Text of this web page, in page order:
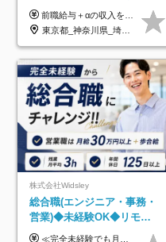
UP保証｜年休140日｜在宅
利用率9割｜独立支援・副業
制度
前職給与＋αの収入を保証 月給42万円～120万円＋各種手当＋賞与 給与基準が明確かつ高還元です。 一人ひとりが安定した環境のもと、長く活躍できる職場を目指しています。 ※平均年収650万円 ・還元率83％ ・各種手当について 職能手当／職務手当／資格手当／営業手当 など ※前職での経験・能力、給与などを考慮の上、当社規定により優遇いたします ※試用期間あり（3ヶ月／期間中の条件に変動はありません） ※上記金額には固定残業代（78,948円～225,564円/月30時間分）を含みます 超過分は別途全額支給いたします ・年収UPを保証 過去には転職時に〈年収200万円UP〉したエンジニアも在籍しています。入社時だけでなく、入社後も安心の給与水準で働ける環境です。キャリアや技術力が正当に評価されていないと感じていたら、一度面接でお話ししましょう！ 当社では管理職の人数は最低限にし、無駄な管理をしません。その費用削減分を社員の給与に還元しています！
東京都_神奈川県_埼玉県_千葉県_大阪府_愛知県_北海道_青森県_岩手県_宮城県_秋田県_山形県_福島県_茨城県_栃木県_群馬県_新潟県_山梨県_長野県_富山県_石川県_福井県_静岡県_岐阜県_三重県_兵庫県_京都府_滋賀県_奈良県_和歌山県_広島県_岡山県_鳥取県_島根県_山口県_徳島県_香川県_愛媛県_高知県_福岡県_熊本県_佐賀県_長崎県_大分県_宮崎県_鹿児島県_沖縄県
株式会社Widsley
総合職(エンジニア・事務・
営業)◆未経験OK◆リモー
トあり◆残業月3h◆服装髪
≪完全未経験でも月給40万円以上も可能です！≫ -------------- 【1】ITエンジニア 月給26万円～50万円＋プロジェクト手当＋資格手当 【2】IT事務、営業事務 月給26万円～50万円＋プロジェクト手当＋資格手当 ≪【1】【2】共通≫ ★上記給与には固定残業代20時間分(月3万719円～)を含みます。残業が超過した場合は、追加支給します(残業は月平均3時間とほぼ発生しません。残業がなくても、固定残業代は支給されます) ★試用期間6ヵ月あり（期間中は月給23万1000円～。固定残業代20時間分3万719円～を含む／超過分は別途支給） -------------- 【3】SES営業、SaaS営業 月給30万円以上＋インセンティブ＋各種手当 ★上記給与には固定残業代45時間分(月7万6967円～)を含みます。残業が超過した場合は、追加支給します(残業は月平均3時間とほぼ発生しません。残業がなくても、固定残業代は支給されます) ★試用期間6ヵ月あり(期間中も給与や福利厚生は同じです)